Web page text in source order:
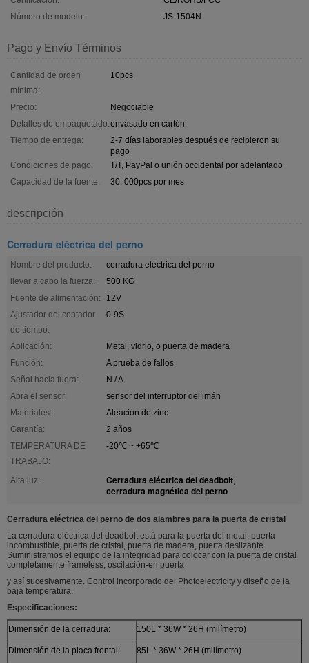
Número de modelo:
JS-1504N
Pago y Envío Términos
Cantidad de orden
mínima:
10pcs
Precio:
Negociable
Detalles de empaquetado:envasado en cartón
Tiempo de entrega:
2-7 días laborables después de recibieron su
pago
Condiciones de pago:
T/T, PayPal o unión occidental por adelantado
Capacidad de la fuente:
30, 000pcs por mes
descripción
Cerradura eléctrica del perno
Nombre del producto:
cerradura eléctrica del perno
llevar a cabo la fuerza:
500 KG
Fuente de alimentación:
12V
Ajustador del contador
de tiempo:
0-9S
Aplicación:
Metal, vidrio, o puerta de madera
Función:
A prueba de fallos
Señal hacia fuera:
N / A
Abra el sensor:
sensor del interruptor del imán
Materiales:
Aleación de zinc
Garantía:
2 años
TEMPERATURA DE
TRABAJO:
-20℃ ~ +65℃
Alta luz: Cerradura eléctrica del deadbolt,
cerradura magnética del perno
Cerradura eléctrica del perno de dos alambres para la puerta de cristal
La cerradura eléctrica del deadbolt está para la puerta del metal, puerta
incombustible, puerta de cristal, puerta de madera, puerta deslizante.
Suministramos el equipo de la integridad para colocar con la puerta de cristal
completamente frameless, oscilación-en puerta
y así sucesivamente. Control incorporado del Photoelectricity y diseño de la
baja temperatura.
Especificaciones:
Dimensión de la cerradura: 150L * 36W * 26H (milímetro)
Dimensión de la placa frontal: 85L * 36W * 26H (milímetro)